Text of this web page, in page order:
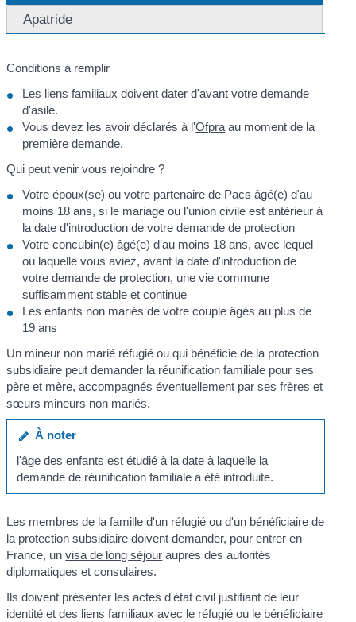
Apatride
Conditions à remplir
Les liens familiaux doivent dater d'avant votre demande
d'asile.
Vous devez les avoir déclarés à l'Ofpra au moment de la
première demande.
Qui peut venir vous rejoindre ?
Votre époux(se) ou votre partenaire de Pacs âgé(e) d'au
moins 18 ans, si le mariage ou l'union civile est antérieur à
la date d'introduction de votre demande de protection
Votre concubin(e) âgé(e) d'au moins 18 ans, avec lequel
ou laquelle vous aviez, avant la date d'introduction de
votre demande de protection, une vie commune
suffisamment stable et continue
Les enfants non mariés de votre couple âgés au plus de
19 ans
Un mineur non marié réfugié ou qui bénéficie de la protection
subsidiaire peut demander la réunification familiale pour ses
père et mère, accompagnés éventuellement par ses frères et
sœurs mineurs non mariés.
À noter
l'âge des enfants est étudié à la date à laquelle la
demande de réunification familiale a été introduite.
Les membres de la famille d'un réfugié ou d'un bénéficiaire de
la protection subsidiaire doivent demander, pour entrer en
France, unvisa de long séjour auprès des autorités
diplomatiques et consulaires.
Ils doivent présenter les actes d'état civil justifiant de leur
identité et des liens familiaux avec le réfugié ou le bénéficiaire